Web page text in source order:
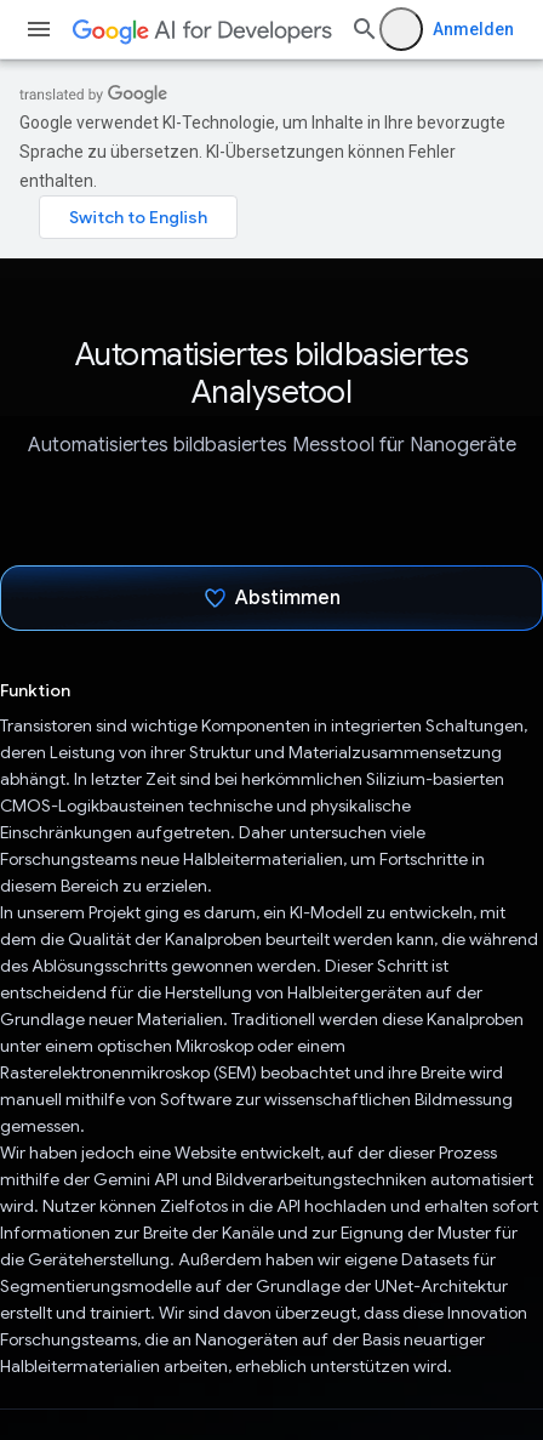
Anmelden
Google verwendet KI-Technologie, um Inhalte in Ihre bevorzugte
Sprache zu übersetzen. KI-Übersetzungen können Fehler
enthalten.
Automatisiertes bildbasiertes
Analysetool
Automatisiertes bildbasiertes Messtool für Nanogeräte
Abstimmen
Funktion
Transistoren sind wichtige Komponenten in integrierten Schaltungen,
deren Leistung von ihrer Struktur und Materialzusammensetzung
abhängt. In letzter Zeit sind bei herkömmlichen Silizium-basierten
CMOS-Logikbausteinen technische und physikalische
Einschränkungen aufgetreten. Daher untersuchen viele
Forschungsteams neue Halbleitermaterialien, um Fortschritte in
diesem Bereich zu erzielen.
In unserem Projekt ging es darum, ein KI-Modell zu entwickeln, mit
dem die Qualität der Kanalproben beurteilt werden kann, die während
des Ablösungsschritts gewonnen werden. Dieser Schritt ist
entscheidend für die Herstellung von Halbleitergeräten auf der
Grundlage neuer Materialien. Traditionell werden diese Kanalproben
unter einem optischen Mikroskop oder einem
Rasterelektronenmikroskop (SEM) beobachtet und ihre Breite wird
manuell mithilfe von Software zur wissenschaftlichen Bildmessung
gemessen.
Wir haben jedoch eine Website entwickelt, auf der dieser Prozess
mithilfe der Gemini API und Bildverarbeitungstechniken automatisiert
wird. Nutzer können Zielfotos in die API hochladen und erhalten sofort
Informationen zur Breite der Kanäle und zur Eignung der Muster für
die Geräteherstellung. Außerdem haben wir eigene Datasets für
Segmentierungsmodelle auf der Grundlage der UNet-Architektur
erstellt und trainiert. Wir sind davon überzeugt, dass diese Innovation
Forschungsteams, die an Nanogeräten auf der Basis neuartiger
Halbleitermaterialien arbeiten, erheblich unterstützen wird.